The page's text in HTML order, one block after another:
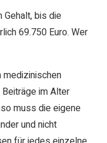
bis die
69.750 Euro. Wer
medizinischen
im Alter
muss die eigene
und nicht